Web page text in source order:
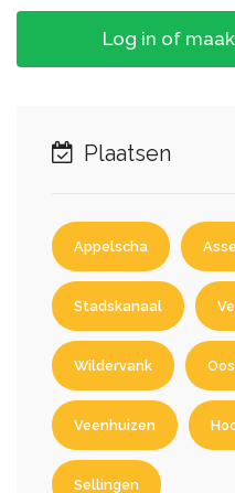
Log in of
Plaatsen
Appelscha
Stadskanaal
Wildervank
Veenhuizen
Sellingen